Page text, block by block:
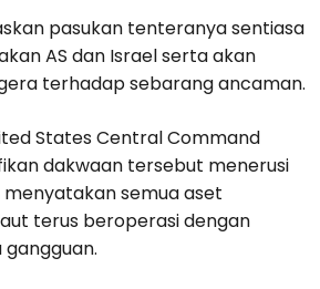
pasukan tenteranya sentiasa
AS dan Israel serta akan
terhadap sebarang ancaman.
States Central Command
dakwaan tersebut menerusi
semua aset
terus beroperasi dengan